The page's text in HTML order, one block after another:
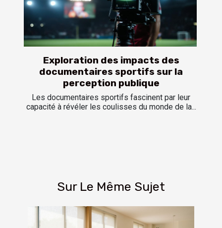
Exploration des impacts des
documentaires sportifs sur la
perception publique
Les documentaires sportifs fascinent par leur
capacité à révéler les coulisses du monde de la...
Sur Le Même Sujet